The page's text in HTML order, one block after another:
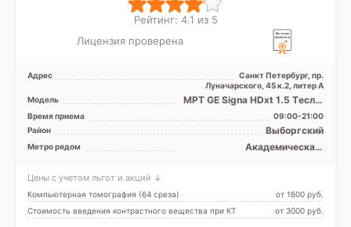
Рейтинг: 4.1 из 5
Лицензия проверена
Адрес
Санкт Петербург, пр.
Луначарского, 45 к.2, литер А
Модель
МРТ GE Signa HDxt 1.5 Tесла,
МРТ GE Optima MR 360 1.5
Tесла, KT GE Opt ...
Время приема
09:00-21:00
Район
Выборгский
Метро рядом
Академическая,
Цены с учетом льгот и акций ↓
Компьютерная томография (64 среза)
от 1600 pуб.
Стоимость введения контрастного вещества при КТ
от 3000 pуб.